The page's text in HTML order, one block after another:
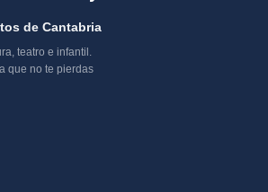
de Cantabria
teatro e infantil.
que no te pierdas